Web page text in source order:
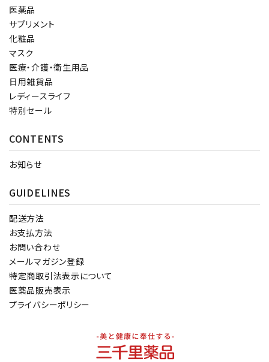
医薬品
サプリメント
化粧品
マスク
医療・介護・衛生用品
日用雑貨品
レディースライフ
特別セール
CONTENTS
お知らせ
GUIDELINES
配送方法
お支払方法
お問い合わせ
メールマガジン登録
特定商取引法表示について
医薬品販売表示
プライバシーポリシー